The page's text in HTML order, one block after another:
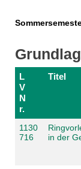
L
V
N
r.
Titel
1130
716
in der